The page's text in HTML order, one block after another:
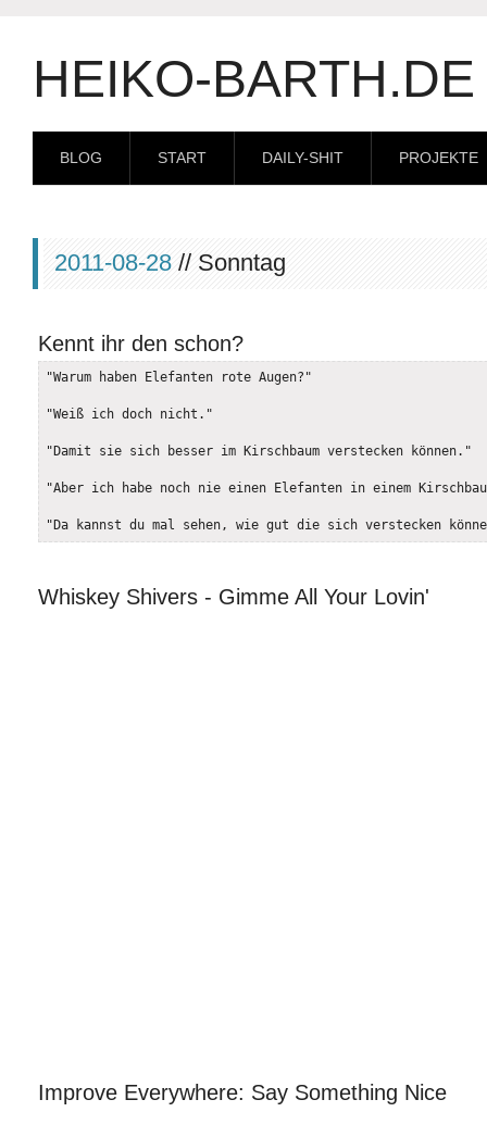
HEIKO-BARTH.DE
BLOG START DAILY-SHIT PROJEKTE
2011-08-28 // Sonntag
Kennt ihr den schon?
"Warum haben Elefanten rote Augen?"
"Weiß ich doch nicht."
"Damit sie sich besser im Kirschbaum verstecken können."
"Aber ich habe noch nie einen Elefanten in einem
"Da kannst du mal sehen, wie gut die sich verstecken
Whiskey Shivers - Gimme All Your Lovin'
Improve Everywhere: Say Something Nice